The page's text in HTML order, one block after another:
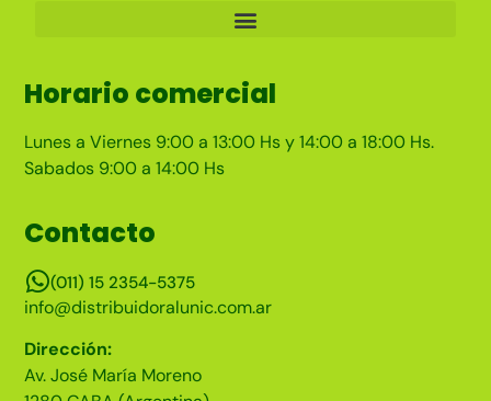
Horario comercial
Lunes a Viernes 9:00 a 13:00 Hs y 14:00 a 18:00 Hs.
Sabados 9:00 a 14:00 Hs
Contacto
(011) 15 2354-5375
info@distribuidoralunic.com.ar
Dirección:
Av. José María Moreno